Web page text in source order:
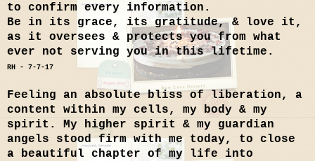
to confirm every information.
Be in its grace, its gratitude, & love it,
as it oversees & protects you from what
ever not serving you in this lifetime.
RH - 7-7-17
Feeling an absolute bliss of liberation, a
content within my cells, my body & my
spirit. My higher spirit & my guardian
angels stood firm with me today, to close
a beautiful chapter of my life into